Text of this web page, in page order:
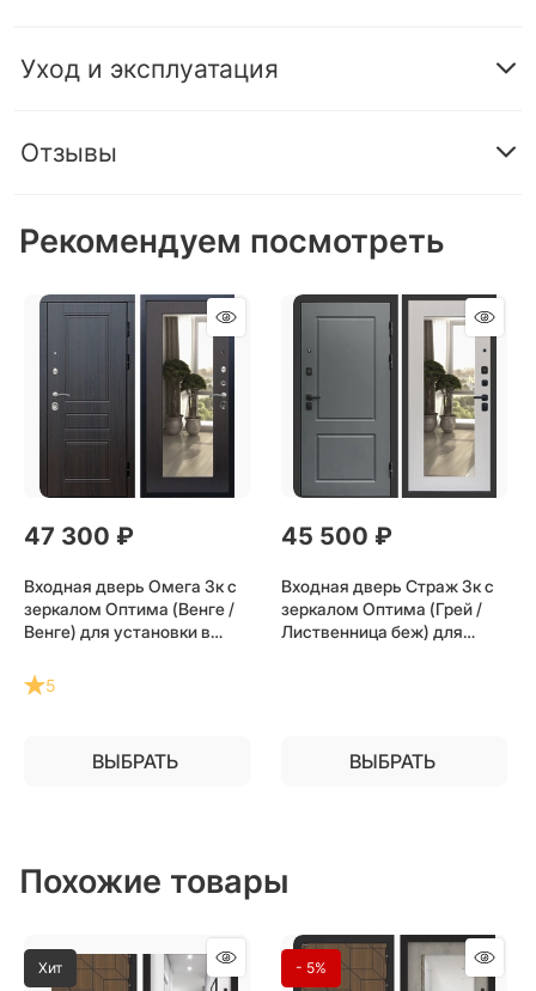
Уход и эксплуатация
Отзывы
Рекомендуем посмотреть
47 300 ₽
Входная дверь Омега 3к с
зеркалом Оптима (Венге /
Венге) для установки в
5
ВЫБРАТЬ
45 500 ₽
Входная дверь Страж 3к с
зеркалом Оптима (Грей /
Лиственница беж) для
ВЫБРАТЬ
Похожие товары
Хит - 5%